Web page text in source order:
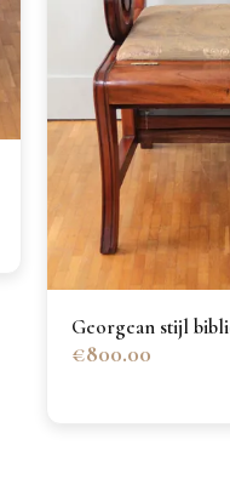
Georgean stijl
€800.00